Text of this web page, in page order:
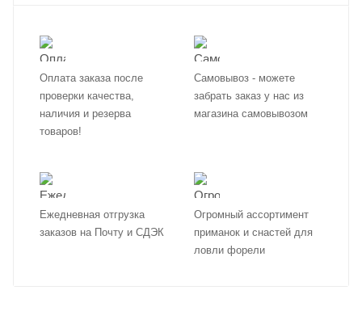
Оплата заказа после
проверки качества,
наличия и резерва
товаров!
Самовывоз - можете
забрать заказ у нас из
магазина самовывозом
Ежедневная отгрузка
заказов на Почту и СДЭК
Огромный ассортимент
приманок и снастей для
ловли форели